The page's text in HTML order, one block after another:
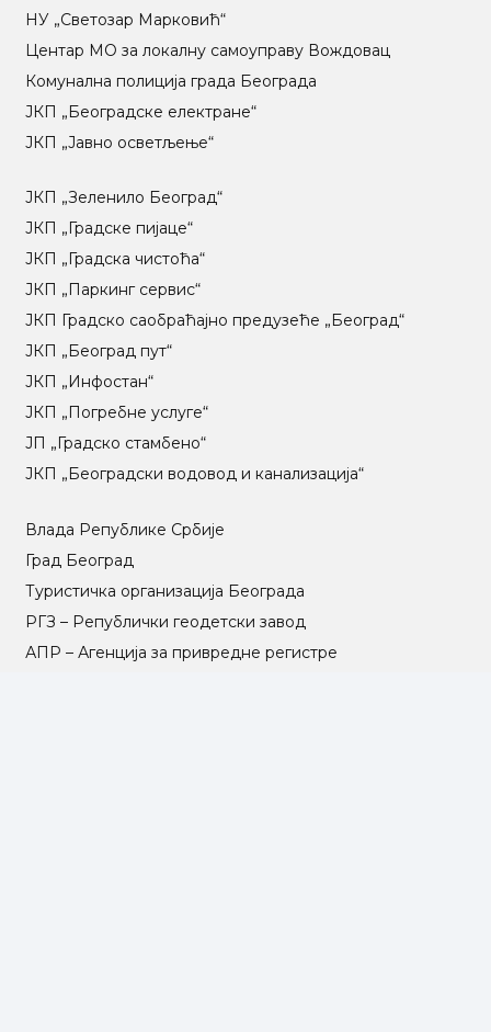
НУ „Светозар Марковић“
Центар МO за локалну самоуправу Вождовац
Комунална полиција града Београда
ЈКП „Београдске електране“
ЈКП „Јавно осветљење“
ЈКП „Зеленило Београд“
ЈКП „Градске пијаце“
ЈКП „Градска чистоћа“
ЈКП „Паркинг сервис“
ЈКП Градско саобраћајно предузеће „Београд“
ЈКП „Београд пут“
ЈКП „Инфостан“
ЈКП „Погребне услуге“
ЈП „Градско стамбено“
ЈКП „Београдски водовод и канализација“
Влада Републике Србије
Град Београд
Туристичка организација Београда
РГЗ – Републички геодетски завод
АПР – Агенција за привредне регистре